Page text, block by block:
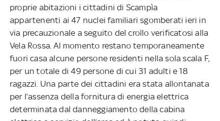
proprie abitazioni i cittadini di Scampìa
appartenenti ai 47 nuclei familiari sgomberati ieri in
via precauzionale a seguito del crollo verificatosi alla
Vela Rossa. Al momento restano temporaneamente
fuori casa alcune persone residenti nella sola scala F,
per un totale di 49 persone di cui 31 adulti e 18
ragazzi. Una parte dei cittadini era stata allontanata
per l’assenza della fornitura di energia elettrica
determinata dal danneggiamento della cabina